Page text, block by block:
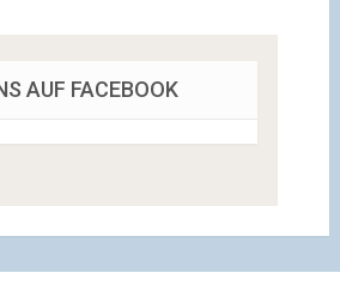
AUF FACEBOOK